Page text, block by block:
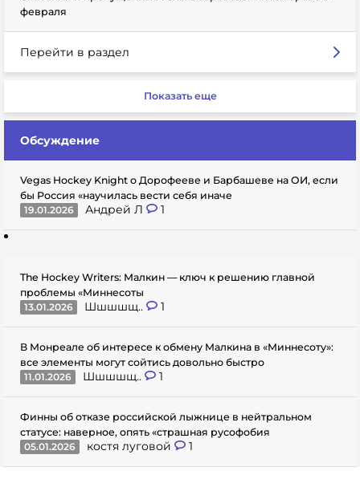
февраля
Перейти в раздел
Показать еще
Обсуждение
Vegas Hockey Knight о Дорофееве и Барбашеве на ОИ, если
бы Россия «научилась вести себя иначе
19.01.2026
Андрей Л 1
The Hockey Writers: Малкин — ключ к решению главной
проблемы «Миннесоты
13.01.2026
Шшшшщ.. 1
В Монреале об интересе к обмену Малкина в «Миннесоту»:
все элементы могут сойтись довольно быстро
11.01.2026
Шшшшщ.. 1
Финны об отказе российской лыжнице в нейтральном
статусе: наверное, опять «страшная русофобия
05.01.2026
костя луговой 1